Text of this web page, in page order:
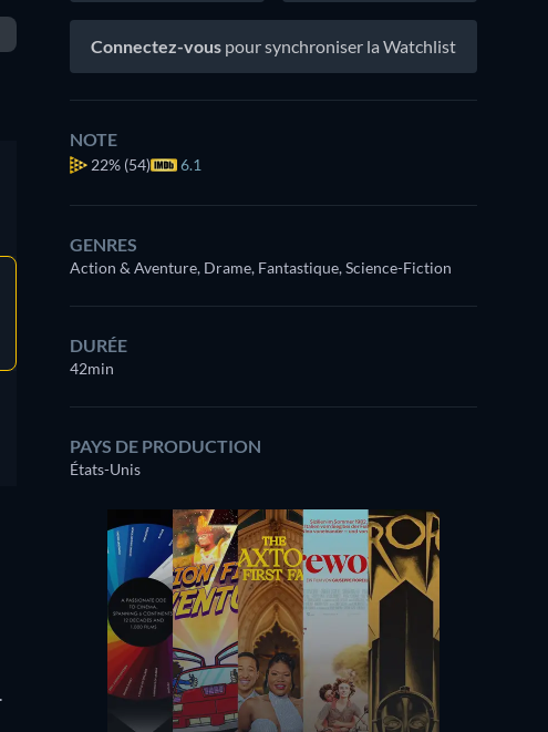
Connectez-vous pour synchroniser la Watchlist
NOTE
22% (54) 6.1
GENRES
Action & Aventure, Drame, Fantastique, Science-Fiction
DURÉE
42min
PAYS DE PRODUCTION
États-Unis